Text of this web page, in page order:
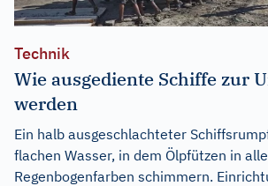
Technik
Wie ausgediente Schiffe zur
werden
Ein halb ausgeschlachteter
flachen Wasser, in dem Ölpfützen in
Regenbogenfarben schimmern.